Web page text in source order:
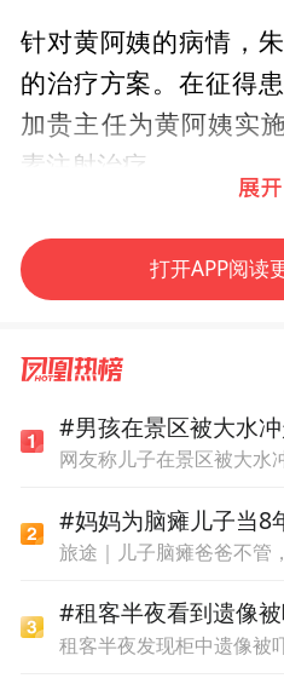
针对黄阿姨的病情，
的治疗方案。在征得
加贵主任为黄阿姨实
素注射治疗。
打开APP阅读
#男孩在景区被大水
#妈妈为脑瘫儿子当8
#租客半夜看到遗像